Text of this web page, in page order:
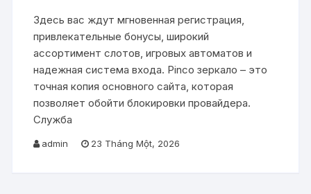
Здесь вас ждут мгновенная регистрация,
привлекательные бонусы, широкий
ассортимент слотов, игровых автоматов и
надежная система входа. Pinco зеркало – это
точная копия основного сайта, которая
позволяет обойти блокировки провайдера.
Служба
admin 23 Tháng Một, 2026